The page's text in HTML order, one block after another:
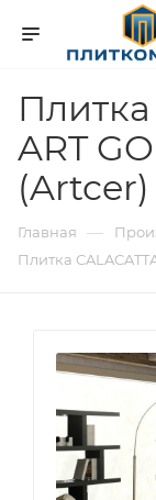
Плитка
ART
(Artcer)
Главная —
Плитка